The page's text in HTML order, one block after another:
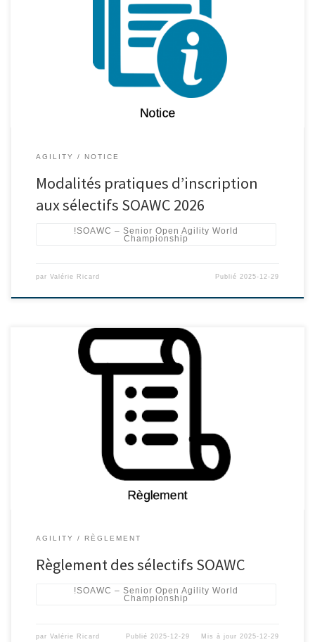
AGILITY NOTICE
Modalités pratiques d’inscription
aux sélectifs SOAWC 2026
!SOAWC – Senior Open Agility World
Championship
par Valérie Ricard Publié2025-12-29
AGILITY RÈGLEMENT
Règlement des sélectifs SOAWC
!SOAWC – Senior Open Agility World
Championship
par Valérie Ricard Publié2025-12-29 Mis à jour2025-12-29